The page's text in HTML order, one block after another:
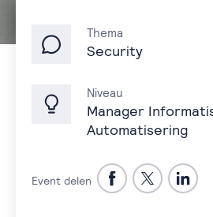
Thema
Security
Niveau
Manager
Automatisering
Event delen